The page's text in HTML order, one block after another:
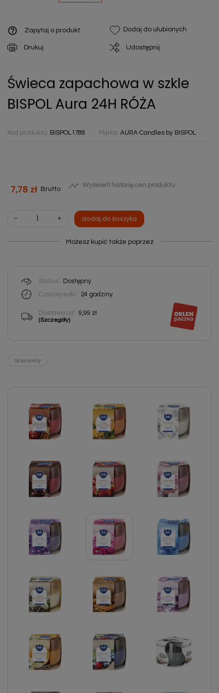
help_outline Zapytaj o produkt Dodaj do ulubionych
Drukuj Udostępnij
Świeca zapachowa w szkle
BISPOL Aura 24H RÓŻA
Kod produktu: BISPOL1788 Marka: AURA Candles by BISPOL
7,78 zł Brutto  Wyświetl historię cen produktu
- + dodaj do koszyka
Możesz kupić także poprzez
Status:
Dostępny
Czas wysyłki:
24 godziny
Dostawa od: 9,99 zł
(Szczegóły)
Warianty